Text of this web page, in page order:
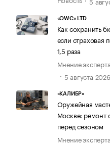
«OWC» LTD
Как сохранить
если страховая
1,5 раза
Мнение эксперта
5 августа 2026
«КАЛИБР»
Оружейная
Москве: ремонт
перед сезоном
Мнение эксперта